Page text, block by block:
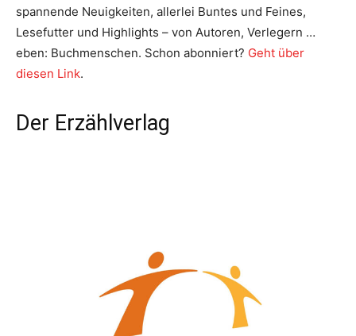
spannende Neuigkeiten, allerlei Buntes und Feines,
Lesefutter und Highlights – von Autoren, Verlegern …
eben: Buchmenschen. Schon abonniert? Geht über
diesen Link.
Der Erzählverlag